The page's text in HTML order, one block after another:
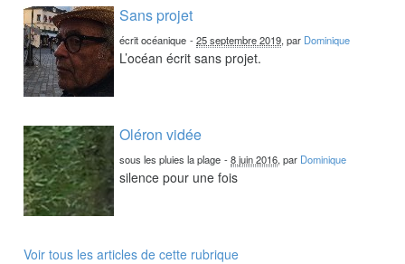
Sans projet
écrit océanique -25 septembre 2019, par Dominique
L’océan écrit sans projet.
Oléron vidée
sous les pluies la plage -8 juin 2016, par Dominique
silence pour une fois
Voir tous les articles de cette rubrique